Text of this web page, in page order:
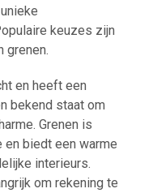
keuzes zijn
grenen.
en heeft een
bekend staat om
Grenen is
en biedt een warme
interieurs.
om rekening te